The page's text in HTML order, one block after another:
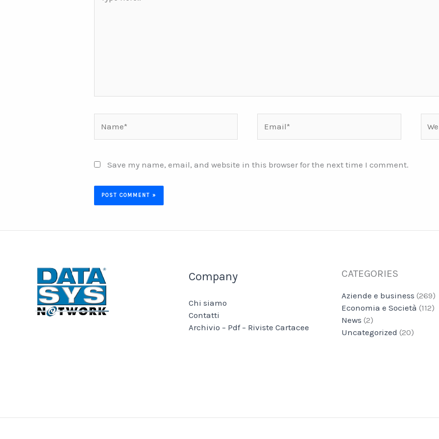
here..
Save my name, email, and website in this browser for the next time I comment.
Company
Chi siamo
Contatti
Archivio – Pdf – Riviste Cartacee
CATEGORIES
Aziende e business (269)
Economia e Società (112)
News (2)
Uncategorized (20)